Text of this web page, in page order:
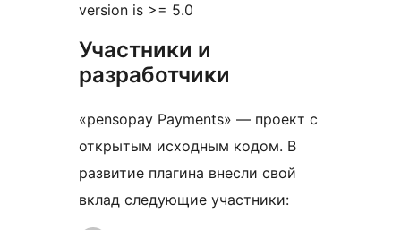
version is >= 5.0
Участники и
разработчики
«pensopay Payments» — проект с
открытым исходным кодом. В
развитие плагина внесли свой
вклад следующие участники: